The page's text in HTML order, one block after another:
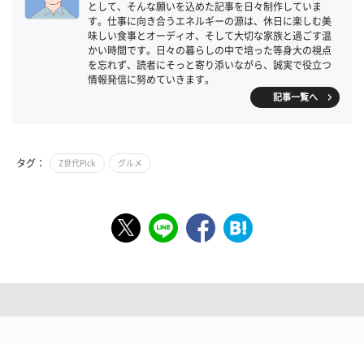
として、そんな願いを込めた記事を日々制作していま
す。仕事に向き合うエネルギーの源は、休日に楽しむ美
味しい食事とオーディオ、そして大切な家族と過ごす温
かい時間です。日々の暮らしの中で培った等身大の視点
を忘れず、読者にそっと寄り添いながら、誠実で役立つ
情報発信に努めていきます。
記事一覧へ
タグ： Z世代Pick グルメ